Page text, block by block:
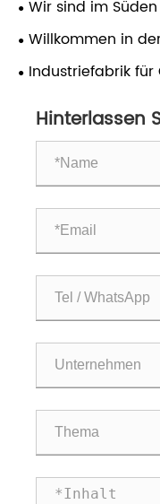
weltweiten Versand
Wir sind im
Willkommen in
Industriefabrik
Hinterlassen